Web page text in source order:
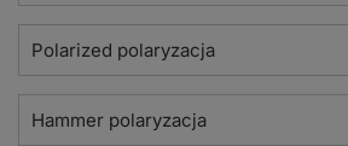
Polarized polaryzacja
Hammer polaryzacja